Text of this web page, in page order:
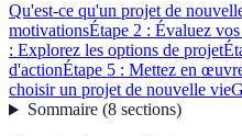
Qu'est-ce qu'un projet de
motivationsÉtape 2 : Évaluez
: Explorez les options de projet
d'actionÉtape 5 : Mettez en
choisir un projet de nouvelle vie
Sommaire(8 sections)